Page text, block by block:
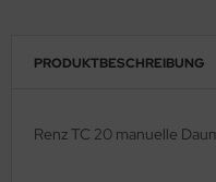
PRODUKTBESCHREIBUNG
Renz TC 20 manuelle